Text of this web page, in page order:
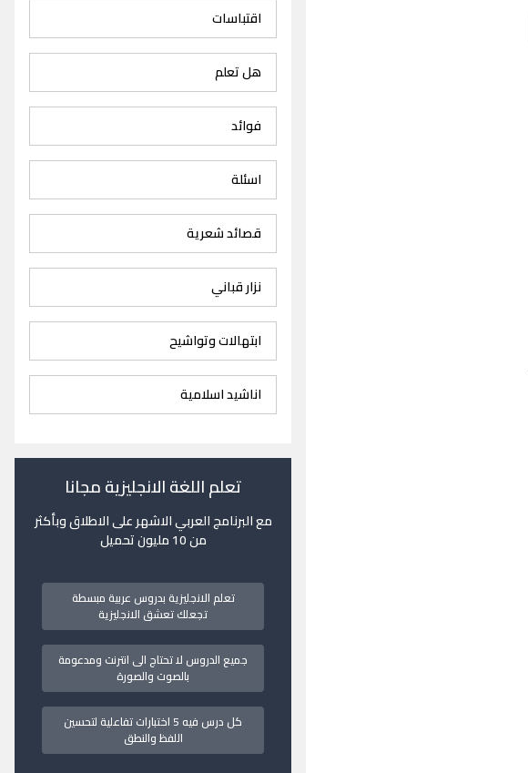
اقتباسات
هل تعلم
فوائد
اسئلة
قصائد شعرية
نزار قباني
ابتهالات وتواشيح
اناشيد اسلامية
تعلم اللغة الانجليزية مجانا
مع البرنامج العربي الاشهر على الاطلاق وبأكثر
من 10 مليون تحميل
تعلم الانجليزية بدروس عربية مبسطة
تجعلك تعشق الانجليزية
جميع الدروس لا تحتاج الى انترنت ومدعومة
بالصوت والصورة
كل درس فيه 5 اختبارات تفاعلية لتحسين
اللفظ والنطق